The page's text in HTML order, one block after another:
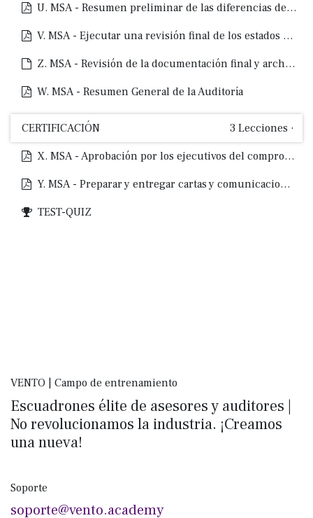
U. MSA - Resumen preliminar de las diferencias de Auditoría
V. MSA - Ejecutar una revisión final de los estados financieros
Z. MSA - Revisión de la documentación final y archivo del compromiso
W. MSA - Resumen General de la Auditoría
CERTIFICACIÓN 3 Lecciones ·
X. MSA - Aprobación por los ejecutivos del compromiso
Y. MSA - Preparar y entregar cartas y comunicaciones con la Administración
TEST-QUIZ
VENTO | Campo de entrenamiento
Escuadrones élite de asesores y auditores |
No revolucionamos la industria. ¡Creamos
una nueva!
Soporte
soporte@vento.academy